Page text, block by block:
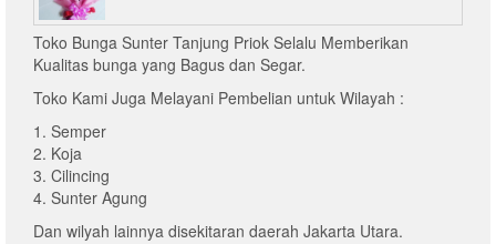
Toko Bunga Sunter Tanjung Priok Selalu Memberikan
Kualitas bunga yang Bagus dan Segar.
Toko Kami Juga Melayani Pembelian untuk Wilayah :
1. Semper
2. Koja
3. Cilincing
4. Sunter Agung
Dan wilyah lainnya disekitaran daerah Jakarta Utara.